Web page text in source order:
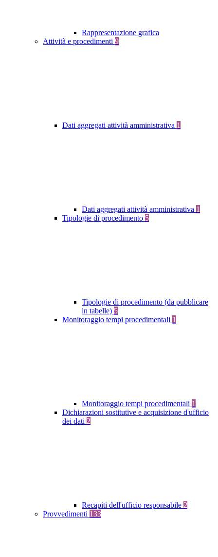
Rappresentazione grafica
Attività e procedimenti 9
Dati aggregati attività amministrativa 1
Dati aggregati attività amministrativa 1
Tipologie di procedimento 5
Tipologie di procedimento (da pubblicare
in tabelle) 5
Monitoraggio tempi procedimentali 1
Monitoraggio tempi procedimentali 1
Dichiarazioni sostitutive e acquisizione d'ufficio
dei dati 2
Recapiti dell'ufficio responsabile 2
Provvedimenti 133